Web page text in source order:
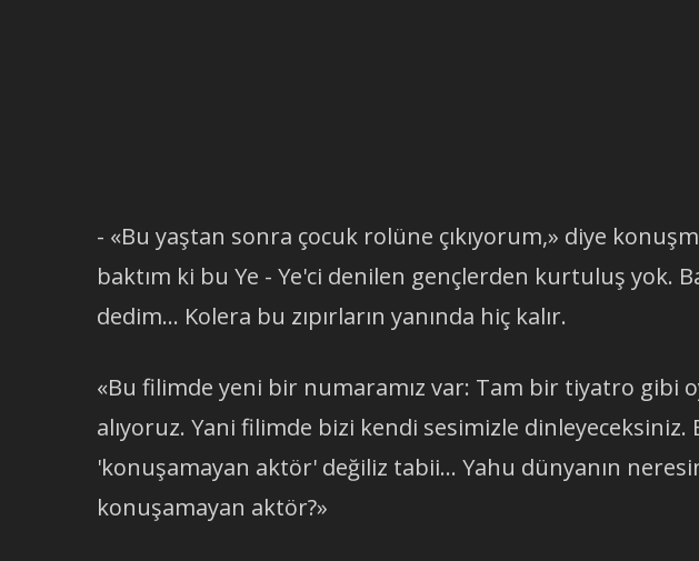
- «Bu yaştan sonra çocuk rolüne çıkıyorum,» diye
baktım ki bu Ye - Ye'ci denilen gençlerden kurtuluş yok.
dedim... Kolera bu zıpırların yanında hiç kalır.
«Bu filimde yeni bir numaramız var: Tam bir tiyatro gibi
alıyoruz. Yani filimde bizi kendi sesimizle
'konuşamayan aktör' değiliz tabii... Yahu dünyanın
konuşamayan aktör?»